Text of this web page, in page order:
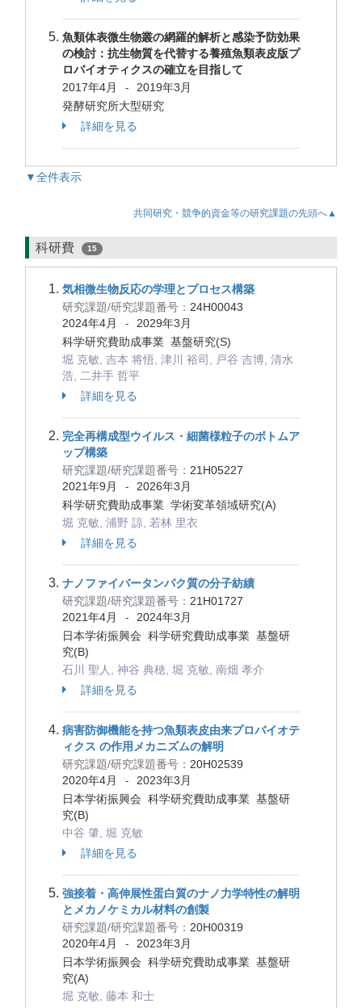
魚類体表微生物叢の網羅的解析と感染予防効果
の検討：抗生物質を代替する養殖魚類表皮版プ
ロバイオティクスの確立を目指して
2017年4月
-
2019年3月
発酵研究所大型研究
詳細を見る
▼全件表示
共同研究・競争的資金等の研究課題の先頭へ▲
科研費 15
気相微生物反応の学理とプロセス構築
研究課題/研究課題番号： 24H00043
2024年4月
-
2029年3月
科学研究費助成事業 基盤研究(S)
堀 克敏, 吉本 将悟, 津川 裕司, 戸谷 吉博, 清水
浩, 二井手 哲平
詳細を見る
完全再構成型ウイルス・細菌様粒子のボトムア
ップ構築
研究課題/研究課題番号： 21H05227
2021年9月
-
2026年3月
科学研究費助成事業 学術変革領域研究(A)
堀 克敏, 浦野 諒, 若林 里衣
詳細を見る
ナノファイバータンパク質の分子紡績
研究課題/研究課題番号： 21H01727
2021年4月
-
2024年3月
日本学術振興会 科学研究費助成事業 基盤研
究(B)
石川 聖人, 神谷 典穂, 堀 克敏, 南畑 孝介
詳細を見る
病害防御機能を持つ魚類表皮由来プロバイオテ
ィクス の作用メカニズムの解明
研究課題/研究課題番号： 20H02539
2020年4月
-
2023年3月
日本学術振興会 科学研究費助成事業 基盤研
究(B)
中谷 肇, 堀 克敏
詳細を見る
強接着・高伸展性蛋白質のナノ力学特性の解明
とメカノケミカル材料の創製
研究課題/研究課題番号： 20H00319
2020年4月
-
2023年3月
日本学術振興会 科学研究費助成事業 基盤研
究(A)
堀 克敏, 藤本 和士